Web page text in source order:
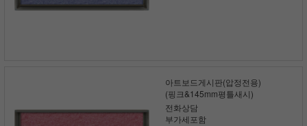
아트보드게시판(압정전용)
(핑크&145mm평틀새시)
전화상담
부가세포함